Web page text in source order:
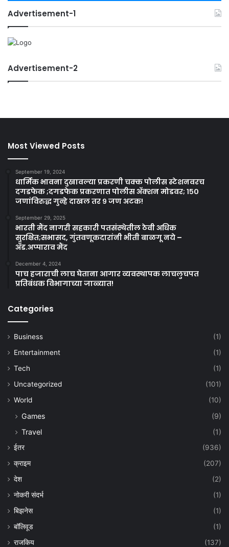
Advertisement-1
Advertisement-2
Most Viewed Posts
September 19, 2024
धार्मिक भावना दुखावल्या प्रकरणी चक्क पोलीस स्टेशनवरच
दगडफेक ;दगडफेक प्रकरणात पोलीस अ‍ॅक्शन मोडवर; १५०
जणांविरुद्ध गुन्हे दाखल तर ९ जण अटक!
September 29, 2025
भारती मैंद नागरी सहकारी पतसंस्थेतील ठेवी अधिक
सुरक्षित;सभासद, गुंतवणूकदारांनी भीती बाळगू नये –
ॲड.अप्पाराव मैंद
December 4, 2024
पाच हजाराची लाच घेताना आगार व्यवस्थापक लाचलुचपत
प्रतिबंधक विभागाच्या जाळ्यात!
Categories
Business
(1)
Entertainment
(1)
Tech
(1)
Uncategorized
(101)
World
(10)
Games
(9)
Travel
(1)
ईतर
(936)
क्राइम
(207)
देश
(2)
नोकरी संदर्भ
(1)
बिझनेस
(1)
बॉलिवूड
(1)
राजकिय
(137)